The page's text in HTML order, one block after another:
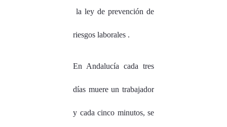
la ley de prevención de
riesgos laborales .
En Andalucía cada tres
días muere un trabajador
y cada cinco minutos, se